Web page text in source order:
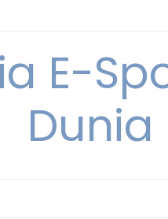
E-
Dunia